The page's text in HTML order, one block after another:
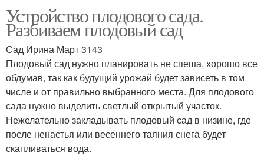
Устройство плодового сада.
Разбиваем плодовый сад
Сад Ирина Март 3143
Плодовый сад нужно планировать не спеша, хорошо все
обдумав, так как будущий урожай будет зависеть в том
числе и от правильно выбранного места. Для плодового
сада нужно выделить светлый открытый участок.
Нежелательно закладывать плодовый сад в низине, где
после ненастья или весеннего таяния снега будет
скапливаться вода.